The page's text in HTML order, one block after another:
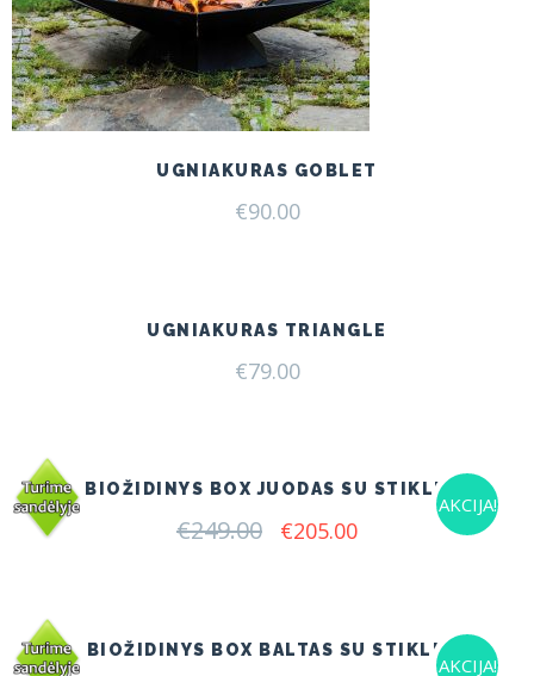
UGNIAKURAS GOBLET
€90.00
UGNIAKURAS TRIANGLE
€79.00
AKCIJA!
BIOŽIDINYS BOX JUODAS SU STIKLU
€249.00 Original
€205.00Current
AKCIJA!
BIOŽIDINYS BOX BALTAS SU STIKLU